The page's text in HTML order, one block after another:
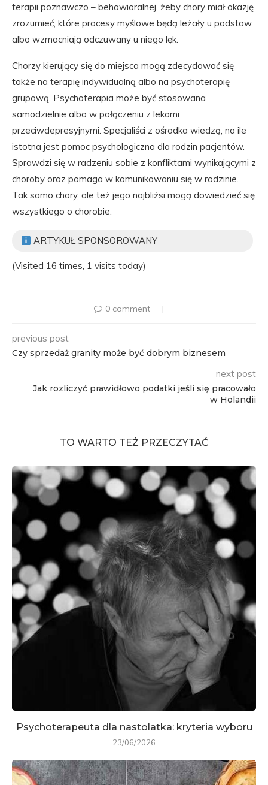
terapii poznawczo – behawioralnej, żeby chory miał okazję
zrozumieć, które procesy myślowe będą leżały u podstaw
albo wzmacniają odczuwany u niego lęk.
Chorzy kierujący się do miejsca mogą zdecydować się
także na terapię indywidualną albo na psychoterapię
grupową. Psychoterapia może być stosowana
samodzielnie albo w połączeniu z lekami
przeciwdepresyjnymi. Specjaliści z ośrodka wiedzą, na ile
istotna jest pomoc psychologiczna dla rodzin pacjentów.
Sprawdzi się w radzeniu sobie z konfliktami wynikającymi z
choroby oraz pomaga w komunikowaniu się w rodzinie.
Tak samo chory, ale też jego najbliżsi mogą dowiedzieć się
wszystkiego o chorobie.
ARTYKUŁ SPONSOROWANY
(Visited 16 times, 1 visits today)
0 comment
previous post
Czy sprzedaż granity może być dobrym biznesem
next post
Jak rozliczyć prawidłowo podatki jeśli się pracowało
w Holandii
TO WARTO TEŻ PRZECZYTAĆ
Psychoterapeuta dla nastolatka: kryteria wyboru
23/06/2026